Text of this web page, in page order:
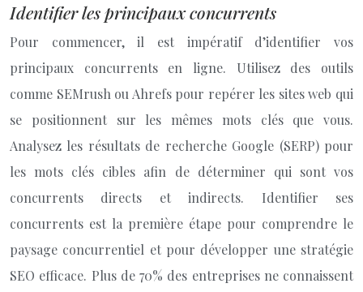
Identifier les principaux concurrents
Pour commencer, il est impératif d’identifier vos
principaux concurrents en ligne. Utilisez des outils
comme SEMrush ou Ahrefs pour repérer les sites web qui
se positionnent sur les mêmes mots clés que vous.
Analysez les résultats de recherche Google (SERP) pour
les mots clés cibles afin de déterminer qui sont vos
concurrents directs et indirects. Identifier ses
concurrents est la première étape pour comprendre le
paysage concurrentiel et pour développer une stratégie
SEO efficace. Plus de 70% des entreprises ne connaissent